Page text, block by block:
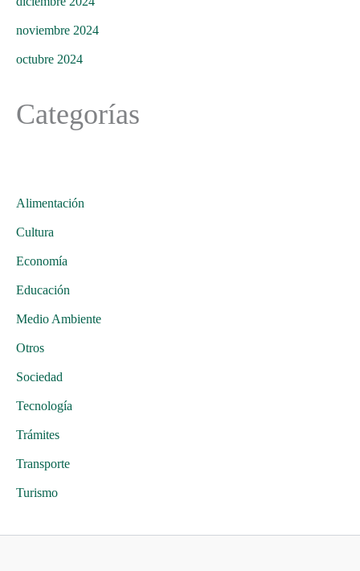
noviembre 2024
octubre 2024
Categorías
Alimentación
Cultura
Economía
Educación
Medio Ambiente
Otros
Sociedad
Tecnología
Trámites
Transporte
Turismo